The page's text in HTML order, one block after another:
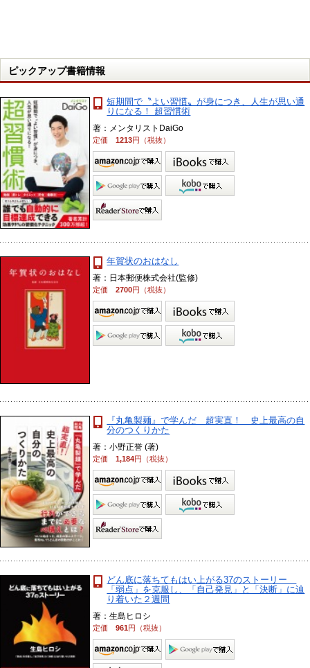
ピックアップ書籍情報
短期間で〝よい習慣〟が身につき、人生が思い通
りになる！ 超習慣術
著：メンタリストDaiGo
定価1213円（税抜）
年賀状のおはなし
著：日本郵便株式会社(監修)
定価2700円（税抜）
『丸亀製麺』で学んだ 超実直！ 史上最高の自
分のつくりかた
著：小野正誉 (著)
定価1,184円（税抜）
どん底に落ちてもはい上がる37のストーリー
「弱点」を克服し、「自己発見」と「決断」に辿
り着いた２週間
著：生島ヒロシ
定価961円（税抜）